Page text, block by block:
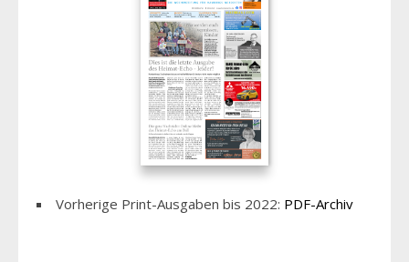
Vorherige Print-Ausgaben bis 2022: PDF-Archiv